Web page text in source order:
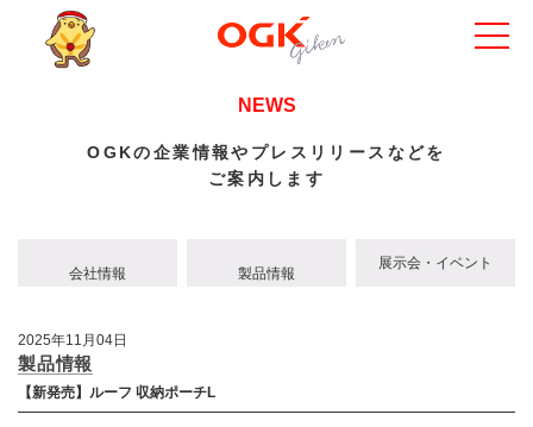
NEWS
OGKの企業情報やプレスリリースなどを
ご案内します
会社情報 製品情報
展示会・イベント
2025年11月04日
製品情報
【新発売】ルーフ 収納ポーチL